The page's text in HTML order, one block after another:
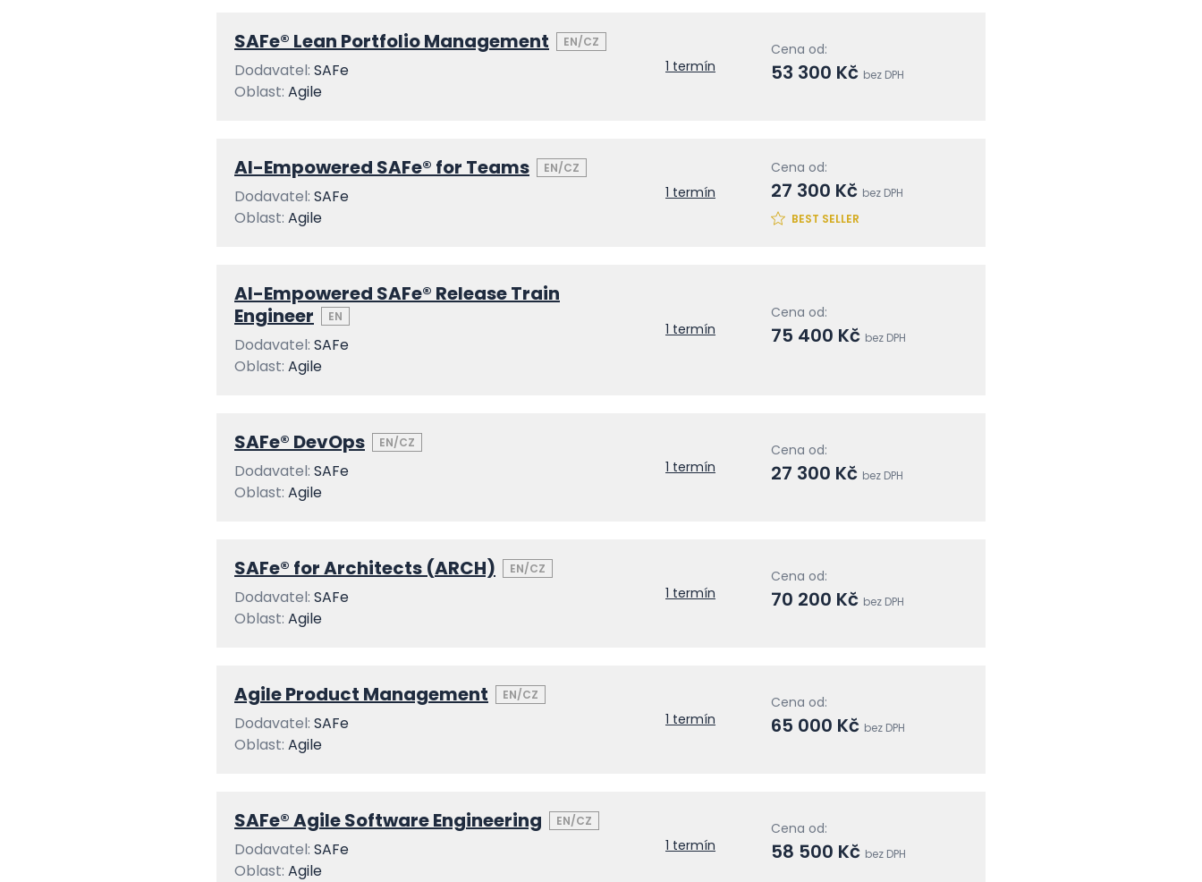
SAFe® Lean Portfolio Management EN/CZ
Dodavatel: SAFe
Oblast: Agile
1 termín
Cena od:
53 300 Kč bez DPH
AI-Empowered SAFe® for Teams EN/CZ
Dodavatel: SAFe
Oblast: Agile
1 termín
Cena od:
27 300 Kč bez DPH
BEST SELLER
AI-Empowered SAFe® Release Train
Engineer
EN
Dodavatel: SAFe
Oblast: Agile
1 termín
Cena od:
75 400 Kč bez DPH
SAFe® DevOps EN/CZ
Dodavatel: SAFe
Oblast: Agile
1 termín
Cena od:
27 300 Kč bez DPH
SAFe® for Architects (ARCH) EN/CZ
Dodavatel: SAFe
Oblast: Agile
1 termín
Cena od:
70 200 Kč bez DPH
Agile Product Management EN/CZ
Dodavatel: SAFe
Oblast: Agile
1 termín
Cena od:
65 000 Kč bez DPH
SAFe® Agile Software Engineering EN/CZ
Dodavatel: SAFe
Oblast: Agile
1 termín
Cena od:
58 500 Kč bez DPH